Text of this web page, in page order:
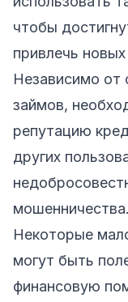
чтобы
привлечь
Независимо от
займов,
репутацию
других
мошенничества.
Некоторые
могут быть
финансовую